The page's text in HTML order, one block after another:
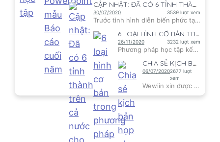
CẬP NHẬT: ĐÃ CÓ 6 TỈNH THÀNH TRÊN CẢ NƯỚ...
30/07/2020 3539 lượt xem
Trước tình hình diễn biến phức tạp do dịch COVID 19, xuất hi...
6 LOẠI HÌNH CƠ BẢN TRONG PHƯƠNG PHÁP HỌC...
26/11/2020 3232 lượt xem
Phương pháp học tập kết hợp blended learning bao gồm 6 loại...
CHIA SẺ KỊCH BẢN HỌP PHỤ HUYNH CUỐI NĂM...
06/07/20202677 lượt
xem
Wewiin xin được chia sẻ tới quý Thầy cô kịch bản họp phụ huy...